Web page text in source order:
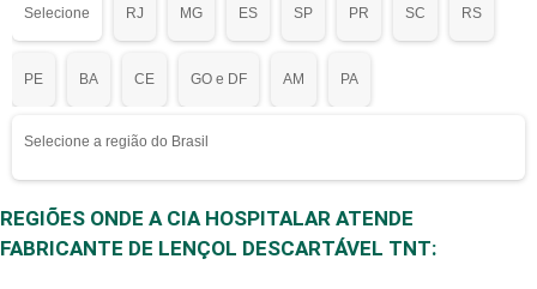
Selecione RJ MG ES SP PR SC RS
PE BA CE GO e DF AM PA
Selecione a região do Brasil
REGIÕES ONDE A CIA HOSPITALAR ATENDE
FABRICANTE DE LENÇOL DESCARTÁVEL TNT: